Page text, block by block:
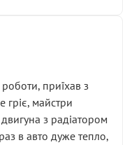
приїхав з
гріє, майстри
з радіатором
в авто дуже тепло,